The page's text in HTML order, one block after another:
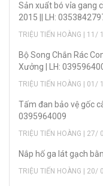
Sản xuẩt bó vỉa gang
2015 || LH:
TRIỆU TIẾN HOÀNG | 11/
Bộ Song Chắn Rác
Xưởng | LH:
TRIỆU TIẾN HOÀNG | 01/
Tấm đan bảo vệ gốc
0395964009
TRIỆU TIẾN HOÀNG | 27/
Nắp hố ga lát gạch
TRIỆU TIẾN HOÀNG | 20/